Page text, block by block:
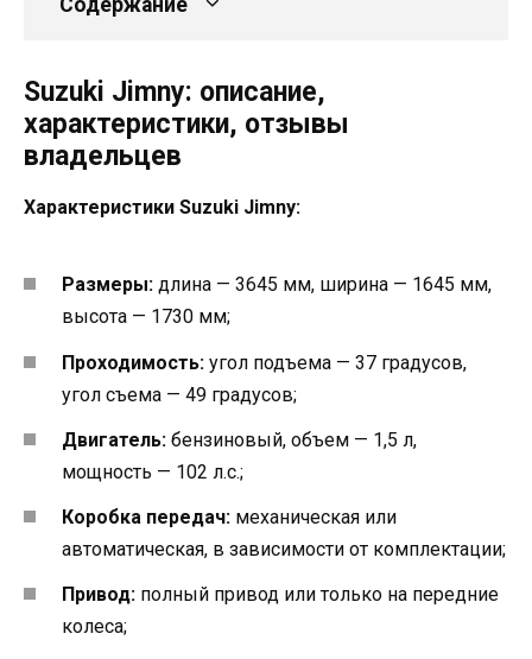
Suzuki Jimny: описание,
характеристики, отзывы
владельцев
Характеристики Suzuki Jimny:
Размеры: длина — 3645 мм, ширина — 1645 мм,
высота — 1730 мм;
Проходимость: угол подъема — 37 градусов,
угол съема — 49 градусов;
Двигатель: бензиновый, объем — 1,5 л,
мощность — 102 л.с.;
Коробка передач: механическая или
автоматическая, в зависимости от комплектации;
Привод: полный привод или только на передние
колеса;